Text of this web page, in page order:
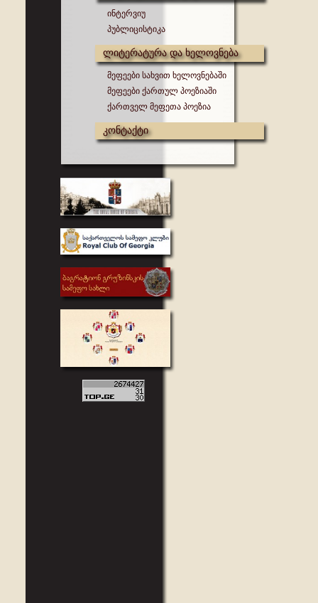
ინტერვიუ
პუბლიცისტიკა
ლიტერატურა და ხელოვნება
მეფეები სახვით ხელოვნებაში
მეფეები ქართულ პოეზიაში
ქართველ მეფეთა პოეზია
კონტაქტი